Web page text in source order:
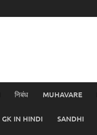
निबंध MUHAVARE
GK IN HINDI SANDHI